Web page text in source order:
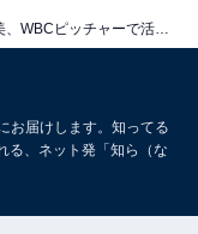
お届けします。知ってる
る、ネット発「知ら（な